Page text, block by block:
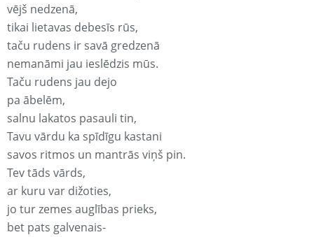
vējš nedzenā,
tikai lietavas debesīs rūs,
taču rudens ir savā gredzenā
nemanāmi jau ieslēdzis mūs.
Taču rudens jau dejo
pa ābelēm,
salnu lakatos pasauli tin,
Tavu vārdu ka spīdīgu kastani
savos ritmos un mantrās viņš pin.
Tev tāds vārds,
ar kuru var dižoties,
jo tur zemes auglības prieks,
bet pats galvenais-